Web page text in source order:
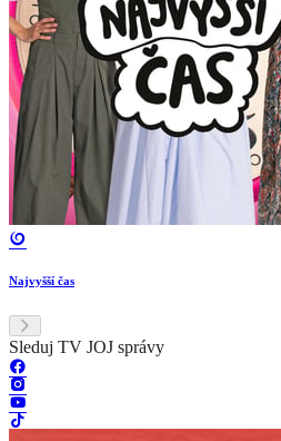
Najvyšší čas
Sleduj TV JOJ správy